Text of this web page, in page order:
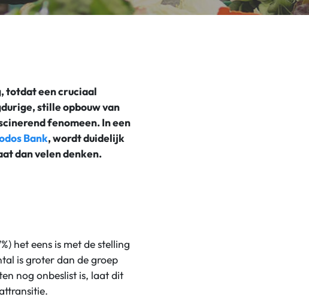
totdat een cruciaal
stille opbouw van
fenomeen. In een
Bank, wordt duidelijk
dan velen denken.
het eens is met de stelling
is groter dan de groep
nog onbeslist is, laat dit